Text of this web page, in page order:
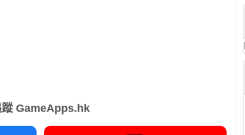
蹤 GameApps.hk